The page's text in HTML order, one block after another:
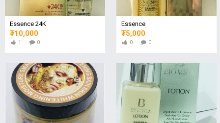
Essence 24K
₮10,000
1 0
Essence
₮5,000
0 0